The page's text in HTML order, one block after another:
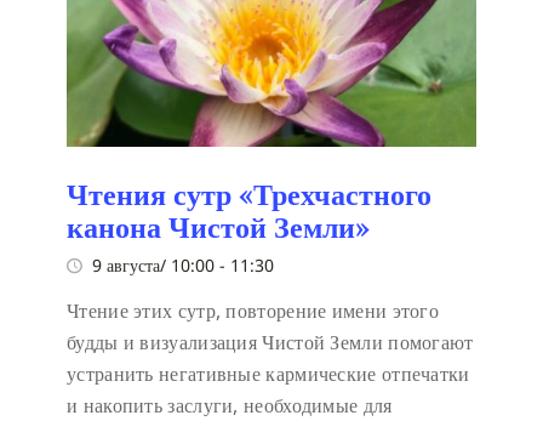
Чтения сутр «Трехчастного
канона Чистой Земли»
9 августа/ 10:00 - 11:30
Чтение этих сутр, повторение имени этого
будды и визуализация Чистой Земли помогают
устранить негативные кармические отпечатки
и накопить заслуги, необходимые для